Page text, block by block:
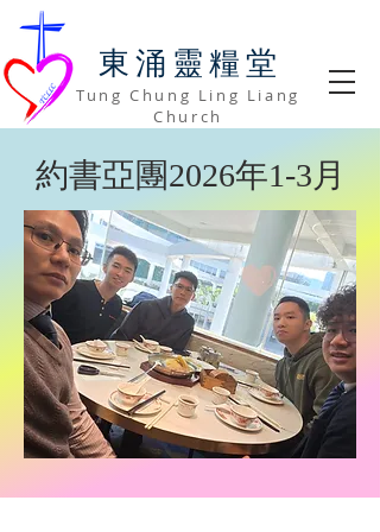
​東涌靈糧堂
Tung Chung Ling Liang
Church
約書亞團2026年1-3月